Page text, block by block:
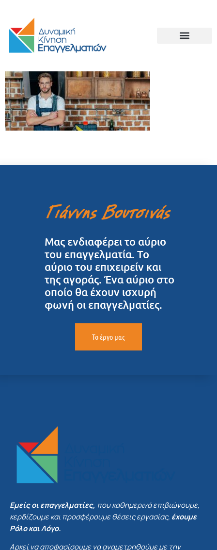
Μας ενδιαφέρει το αύριο
του επαγγελματία. Το
αύριο του επιχειρείν και
της αγοράς. Ένα αύριο στο
οποίο θα έχουν ισχυρή
φωνή οι επαγγελματίες.
Το έργο μας
Εμείς οι επαγγελματίες, που καθημερινά επιβιώνουμε,
κερδίζουμε και προσφέρουμε θέσεις εργασίας, έχουμε
Ρόλο και Λόγο.
Αρκεί να αποφασίσουμε να αναμετρηθούμε με την